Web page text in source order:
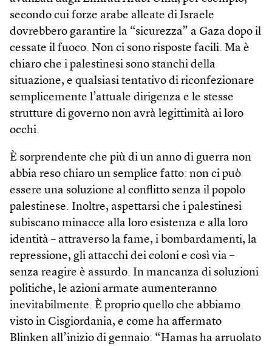
secondo cui forze arabe alleate di Israele
dovrebbero garantire la “sicurezza” a Gaza dopo il
cessate il fuoco. Non ci sono risposte facili. Ma è
chiaro che i palestinesi sono stanchi della
situazione, e qualsiasi tentativo di riconfezionare
semplicemente l’attuale dirigenza e le stesse
strutture di governo non avrà legittimità ai loro
occhi.
È sorprendente che più di un anno di guerra non
abbia reso chiaro un semplice fatto: non ci può
essere una soluzione al conflitto senza il popolo
palestinese. Inoltre, aspettarsi che i palestinesi
subiscano minacce alla loro esistenza e alla loro
identità – attraverso la fame, i bombardamenti, la
repressione, gli attacchi dei coloni e così via –
senza reagire è assurdo. In mancanza di soluzioni
politiche, le azioni armate aumenteranno
inevitabilmente. È proprio quello che abbiamo
visto in Cis­giordania, e come ha affermato
Blinken all’inizio di gennaio: “Hamas ha arruolato